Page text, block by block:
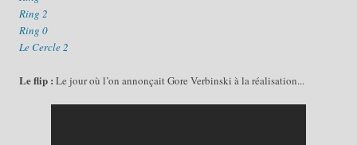
Ring 2
Ring 0
Le Cercle 2
Le flip : Le jour où l’on annonçait Gore Verbinski à la réalisation...